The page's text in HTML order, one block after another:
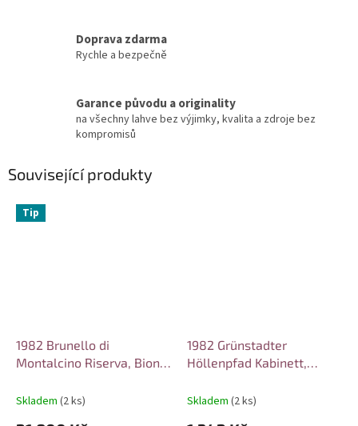
Doprava zdarma
Rychle a bezpečně
Garance původu a originality
na všechny lahve bez výjimky, kvalita a zdroje bez
kompromisů
Související produkty
Tip
1982 Brunello di
Montalcino Riserva, Biondi
Skladem (2 ks)
1982 Grünstadter
Höllenpfad Kabinett,
Skladem (2 ks)